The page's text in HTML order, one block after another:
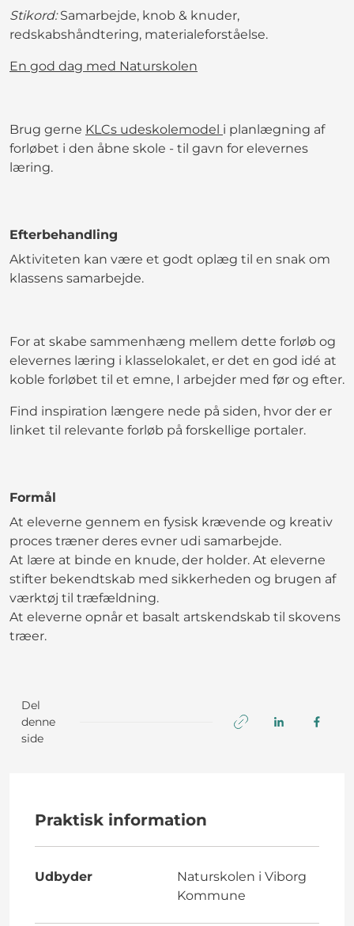
Stikord:Samarbejde, knob & knuder,
redskabshåndtering, materialeforståelse.
En god dag med Naturskolen
Brug gerne KLCs udeskolemodel i planlægning af
forløbet i den åbne skole - til gavn for elevernes
læring.
Efterbehandling
Aktiviteten kan være et godt oplæg til en snak om
klassens samarbejde.
For at skabe sammenhæng mellem dette forløb og
elevernes læring i klasselokalet, er det en god idé at
koble forløbet til et emne, I arbejder med før og efter.
Find inspiration længere nede på siden, hvor der er
linket til relevante forløb på forskellige portaler.
Formål
At eleverne gennem en fysisk krævende og kreativ
proces træner deres evner udi samarbejde.
At lære at binde en knude, der holder. At eleverne
stifter bekendtskab med sikkerheden og brugen af
værktøj til træfældning.
At eleverne opnår et basalt artskendskab til skovens
træer.
Del
denne
side
Praktisk information
Udbyder
Naturskolen i Viborg
Kommune